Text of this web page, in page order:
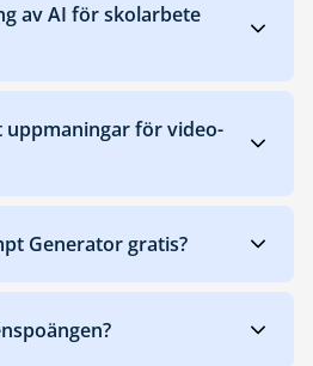
av AI för skolarbete
för video-
Generator gratis?